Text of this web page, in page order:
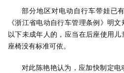
部分地区对电动自行车带娃已
《浙江省电动自行车管理条例》明
以下未成年人的，应当在后座使用
座椅没有标准可依。
对此陈艳艳认为，应加快制定电